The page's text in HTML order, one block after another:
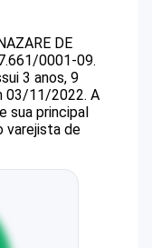
DE
0001-09.
3 anos, 9
03/11/2022. A
e sua principal
varejista de